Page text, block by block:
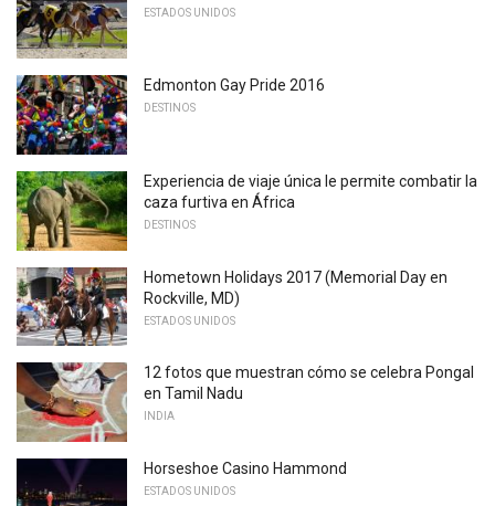
ESTADOS UNIDOS
Edmonton Gay Pride 2016
DESTINOS
Experiencia de viaje única le permite combatir la
caza furtiva en África
DESTINOS
Hometown Holidays 2017 (Memorial Day en
Rockville, MD)
ESTADOS UNIDOS
12 fotos que muestran cómo se celebra Pongal
en Tamil Nadu
INDIA
Horseshoe Casino Hammond
ESTADOS UNIDOS